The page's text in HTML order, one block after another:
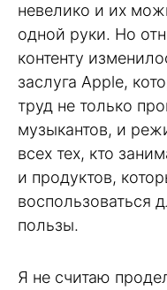
невелико и их
одной руки. Но
контенту
заслуга Apple,
труд не только
музыкантов, и
всех тех, кто
и продуктов,
воспользоваться
пользы.
Я не считаю